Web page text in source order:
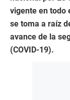
vigente en todo
se toma a raíz
avance de la
(COVID-19).